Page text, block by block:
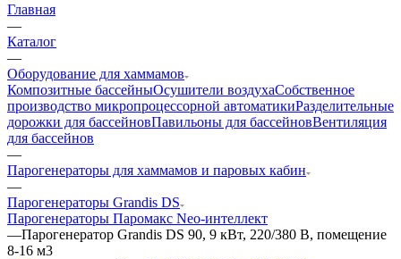
Главная
—
Каталог
—
Оборудование для хаммамов
Композитные бассейныОсушители воздухаСобственное
производство микропроцессорной автоматикиРазделительные
дорожки для бассейновПавильоны для бассейновВентиляция
для бассейнов
—
Парогенераторы для хаммамов и паровых кабин
—
Парогенераторы Grandis DS
Парогенераторы Паромакс Neo-интеллект
—Парогенератор Grandis DS 90, 9 кВт, 220/380 В, помещение
8-16 м3